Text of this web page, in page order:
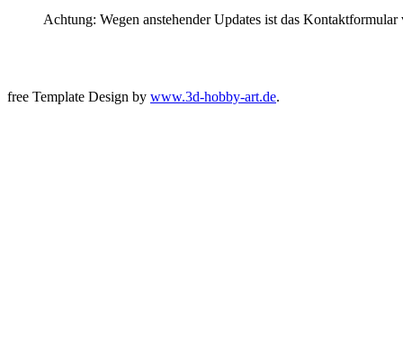
Achtung: Wegen anstehender Updates ist das
free Template Design by www.3d-hobby-art.de.